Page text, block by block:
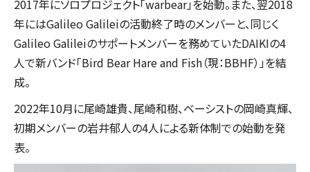
2017年にソロプロジェクト「warbear」を始動。また、翌2018
年にはGalileo Galileiの活動終了時のメンバーと、同じく
Galileo Galileiのサポートメンバーを務めていたDAIKIの4
人で新バンド「Bird Bear Hare and Fish（現：BBHF）」を結
成。
2022年10月に尾崎雄貴、尾崎和樹、ベーシストの岡崎真輝、
初期メンバーの岩井郁人の4人による新体制での始動を発
表。